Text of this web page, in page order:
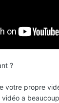
?
votre propre
a